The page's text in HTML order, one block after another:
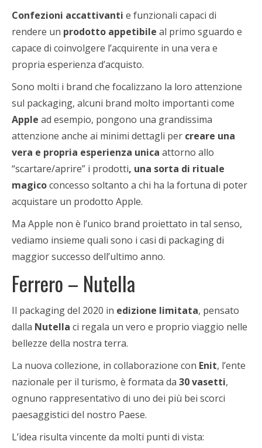
Confezioni accattivanti e funzionali capaci di
rendere un prodotto appetibile al primo sguardo e
capace di coinvolgere l’acquirente in una vera e
propria esperienza d’acquisto.
Sono molti i brand che focalizzano la loro attenzione
sul packaging, alcuni brand molto importanti come
Apple ad esempio, pongono una grandissima
attenzione anche ai minimi dettagli per creare una
vera e propria esperienza unica attorno allo
“scartare/aprire” i prodotti, una sorta di rituale
magicoconcesso soltanto a chi ha la fortuna di poter
acquistare un prodotto Apple.
Ma Apple non è l’unico brand proiettato in tal senso,
vediamo insieme quali sono i casi di packaging di
maggior successo dell’ultimo anno.
Ferrero – Nutella
Il packaging del 2020 in edizione limitata, pensato
dalla Nutella ci regala un vero e proprio viaggio nelle
bellezze della nostra terra.
La nuova collezione, in collaborazione con Enit, l’ente
nazionale per il turismo, è formata da 30 vasetti,
ognuno rappresentativo di uno dei più bei scorci
paesaggistici del nostro Paese.
L’idea risulta vincente da molti punti di vista: